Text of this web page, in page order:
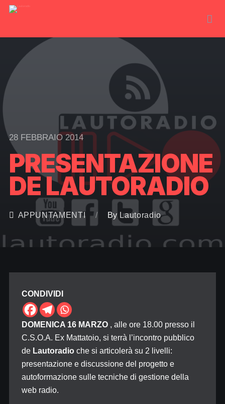
28 FEBBRAIO 2014
PRESENTAZIONE
DE LAUTORADIO
APPUNTAMENTI By Lautoradio
CONDIVIDI
DOMENICA 16 MARZO, alle ore 18.00 presso il
C.S.O.A. Ex Mattatoio, si terrà l’incontro pubblico
de Lautoradioche si articolerà su 2 livelli:
presentazione e discussione del progetto e
autoformazione sulle tecniche di gestione della
web radio.